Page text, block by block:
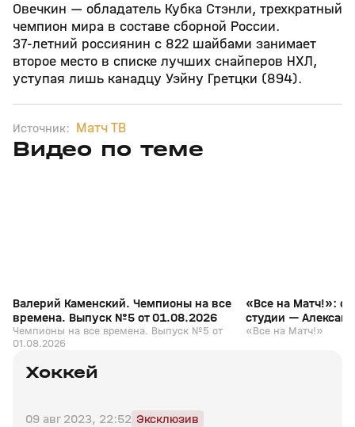
Овечкин — обладатель Кубка Стэнли, трехкратный
чемпион мира в составе сборной России.
37‑летний россиянин с 822 шайбами занимает
второе место в списке лучших снайперов НХЛ,
уступая лишь канадцу Уэйну Гретцки (894).
Источник: Матч ТВ
Видео по теме
01 авг, 10:11
Валерий Каменский. Чемпионы на все
времена. Выпуск №5 от 01.08.2026
Чемпионы на все времена. Выпуск №5 от
01.08.2026
«Все на Матч!»:
студии —
«Все на Матч!»
Хоккей
09 авг 2023, 22:52 Эксклюзив